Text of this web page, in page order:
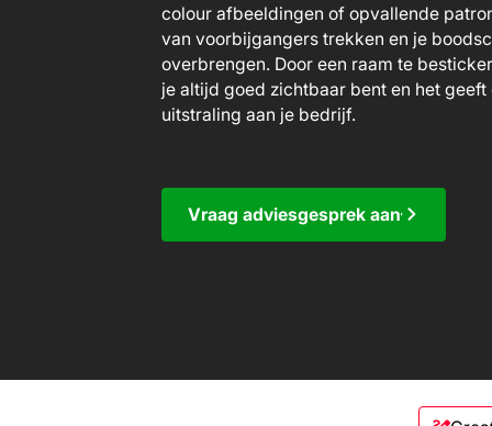
colour afbeeldingen of opvallende
van voorbijgangers trekken en je
overbrengen. Door een raam te
je altijd goed zichtbaar bent en het
uitstraling aan je bedrijf.
Vraag adviesgesprek aan